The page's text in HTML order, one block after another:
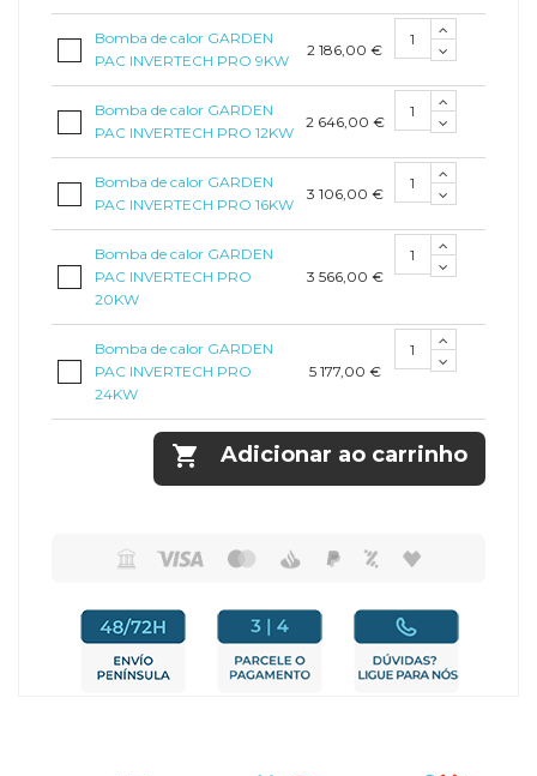
Bomba de calor GARDEN
PAC INVERTECH PRO 9KW
2 186,00 €
Bomba de calor GARDEN
PAC INVERTECH PRO 12KW
2 646,00 €
Bomba de calor GARDEN
PAC INVERTECH PRO 16KW
3 106,00 €
Bomba de calor GARDEN
PAC INVERTECH PRO
20KW
3 566,00 €
Bomba de calor GARDEN
PAC INVERTECH PRO
24KW
5 177,00 €
 Adicionar ao carrinho